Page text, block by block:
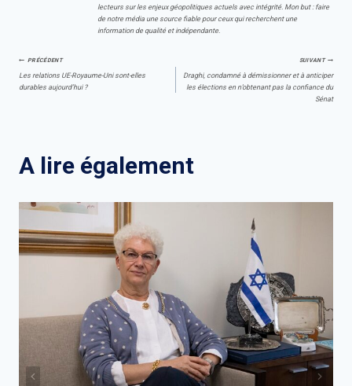
lecteurs sur les enjeux géopolitiques actuels avec intégrité. Mon but : faire
de notre média une source fiable pour ceux qui recherchent une
information de qualité et indépendante.
Navigation
PRÉCÉDENT
Les relations UE-Royaume-Uni sont-elles
durables aujourd’hui ?
SUIVANT
Draghi, condamné à démissionner et à anticiper
les élections en n’obtenant pas la confiance du
Sénat
A lire également